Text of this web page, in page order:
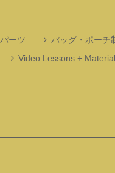
パーツ バッグ・ポーチ
Video Lessons +